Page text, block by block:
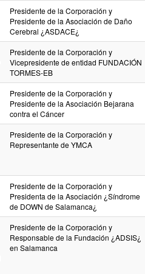
Presidente de la Corporación y
Presidente de la Asociación de Daño
Cerebral ¿ASDACE¿
Presidente de la Corporación y
Vicepresidente de entidad FUNDACIÓN
TORMES-EB
Presidente de la Corporación y
Presidente de la Asociación Bejarana
contra el Cáncer
Presidente de la Corporación y
Representante de YMCA
Presidente de la Corporación y
Presidenta de la Asociación ¿Síndrome
de DOWN de Salamanca¿
Presidente de la Corporación y
Responsable de la Fundación ¿ADSIS¿
en Salamanca